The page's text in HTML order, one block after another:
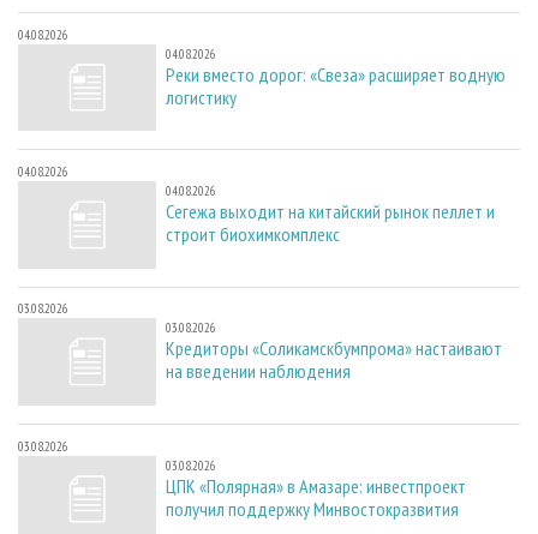
04.08.2026
04.08.2026
Реки вместо дорог: «Свеза» расширяет водную
логистику
04.08.2026
04.08.2026
Сегежа выходит на китайский рынок пеллет и
строит биохимкомплекс
03.08.2026
03.08.2026
Кредиторы «Соликамскбумпрома» настаивают
на введении наблюдения
03.08.2026
03.08.2026
ЦПК «Полярная» в Амазаре: инвестпроект
получил поддержку Минвостокразвития